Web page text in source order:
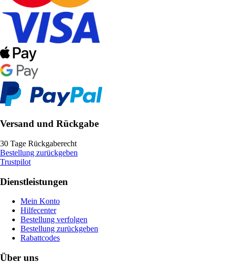
Versand und Rückgabe
30 Tage Rückgaberecht
Bestellung zurückgeben
Trustpilot
Dienstleistungen
Mein Konto
Hilfecenter
Bestellung verfolgen
Bestellung zurückgeben
Rabattcodes
Über uns